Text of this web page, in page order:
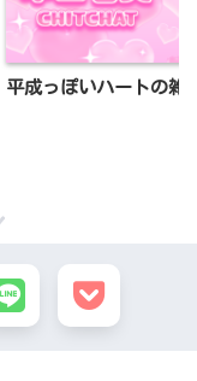
平成っぽいハートの雑